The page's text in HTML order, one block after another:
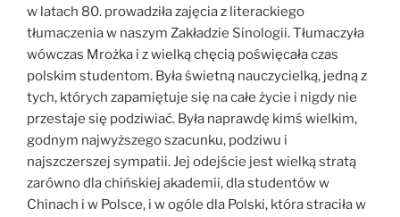
w latach 80. prowadziła zajęcia z literackiego
tłumaczenia w naszym Zakładzie Sinologii. Tłumaczyła
wówczas Mrożka i z wielką chęcią poświęcała czas
polskim studentom. Była świetną nauczycielką, jedną z
tych, których zapamiętuje się na całe życie i nigdy nie
przestaje się podziwiać. Była naprawdę kimś wielkim,
godnym najwyższego szacunku, podziwu i
najszczerszej sympatii. Jej odejście jest wielką stratą
zarówno dla chińskiej akademii, dla studentów w
Chinach i w Polsce, i w ogóle dla Polski, która straciła w